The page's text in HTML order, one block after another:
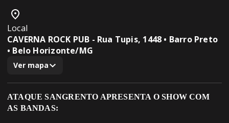
Local
CAVERNA ROCK PUB - Rua Tupis, 1448 • Barro Preto
• Belo Horizonte/MG
Ver mapa
ATAQUE SANGRENTO APRESENTA O SHOW COM
AS BANDAS: